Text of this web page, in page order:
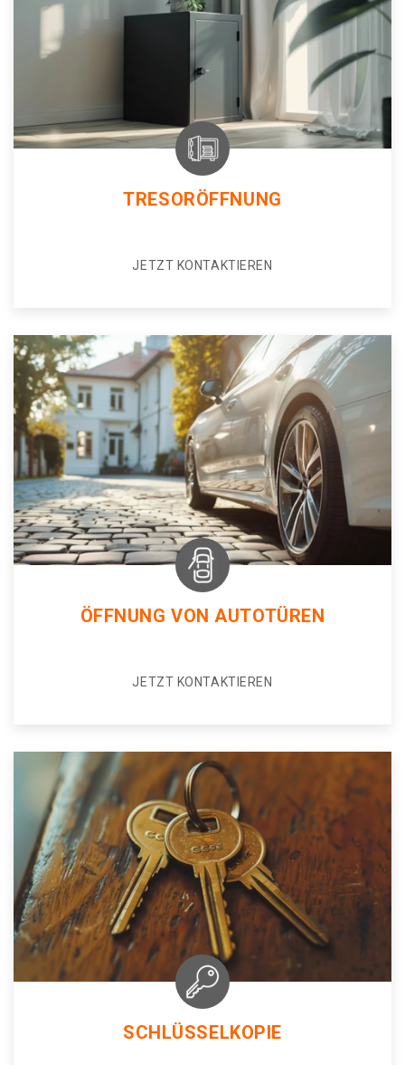
TRESORÖFFNUNG
JETZT KONTAKTIEREN
ÖFFNUNG VON AUTOTÜREN
JETZT KONTAKTIEREN
SCHLÜSSELKOPIE